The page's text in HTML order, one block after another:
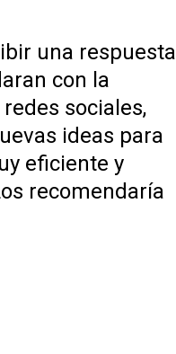
una respuesta
con la
sociales,
ideas para
eficiente y
recomendaría